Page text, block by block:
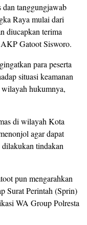
dan tanggungjawab
Raya mulai dari
diucapkan terima
Gatoot Sisworo.
para peserta
situasi keamanan
hukumnya,
di wilayah Kota
agar dapat
tindakan
pun mengarahkan
Surat Perintah (Sprin)
WA Group Polresta